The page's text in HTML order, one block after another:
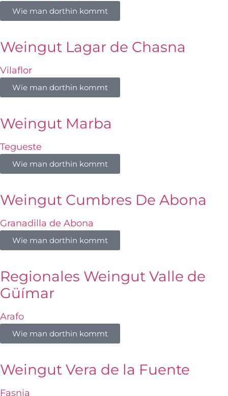
Wie man dorthin kommt
Weingut Lagar de Chasna
Vilaflor
Wie man dorthin kommt
Weingut Marba
Tegueste
Wie man dorthin kommt
Weingut Cumbres De Abona
Granadilla de Abona
Wie man dorthin kommt
Regionales Weingut Valle de
Güímar
Arafo
Wie man dorthin kommt
Weingut Vera de la Fuente
Fasnia